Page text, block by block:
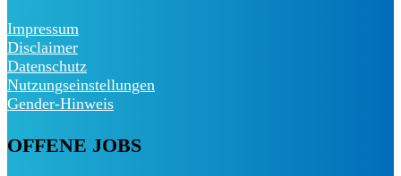
Impressum
Disclaimer
Datenschutz
Nutzungseinstellungen
Gender-Hinweis
OFFENE JOBS